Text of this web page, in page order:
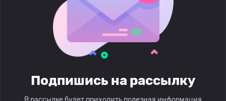
Подпишись на рассылку